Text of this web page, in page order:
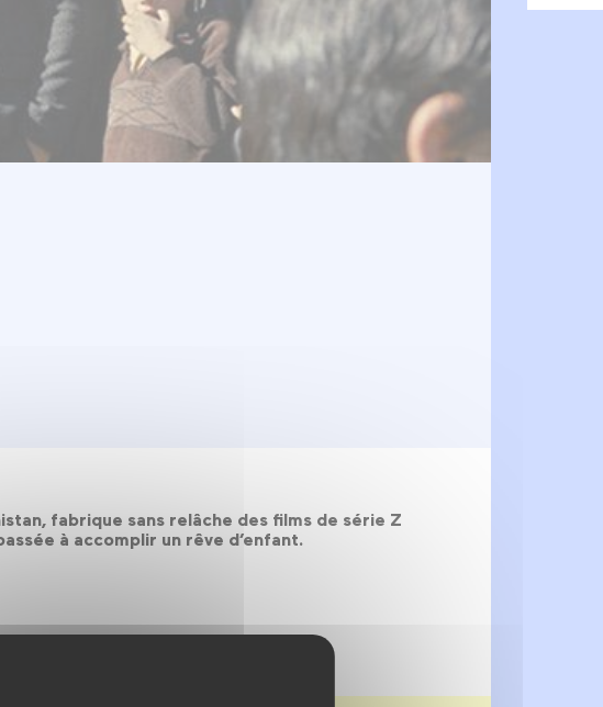
fabrique sans relâche des films de série Z
à accomplir un rêve d’enfant.